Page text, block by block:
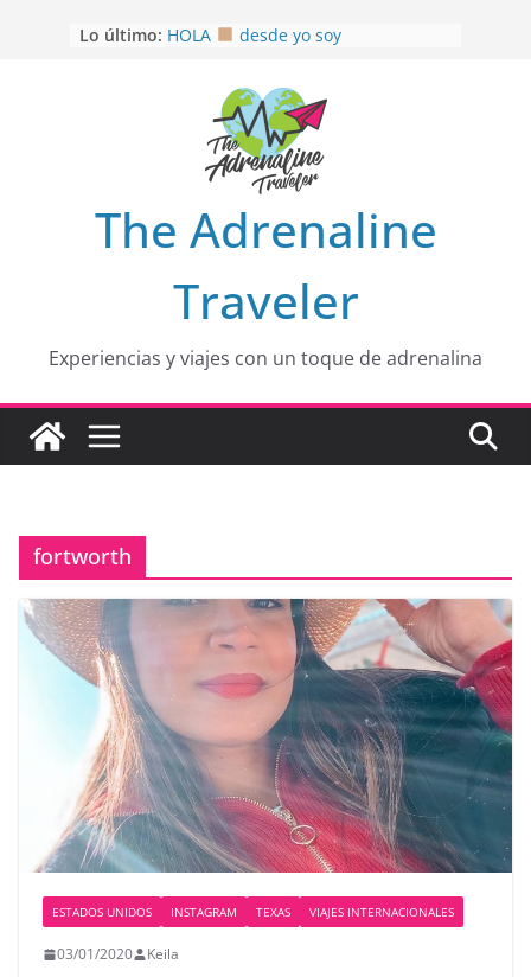
Lo último: HOLA
desde yo soy
EL SENDERO DEL CACAO: Excelente
opción
HOSPEDAJE AL NATURALSHH !!
OTRA PERSPECTIVA de RÍO EL
MULITO!
The Adrenaline
Traveler
Experiencias y viajes con un toque de adrenalina
fortworth
ESTADOS UNIDOS INSTAGRAM TEXAS VIAJES INTERNACIONALES
03/01/2020 Keila